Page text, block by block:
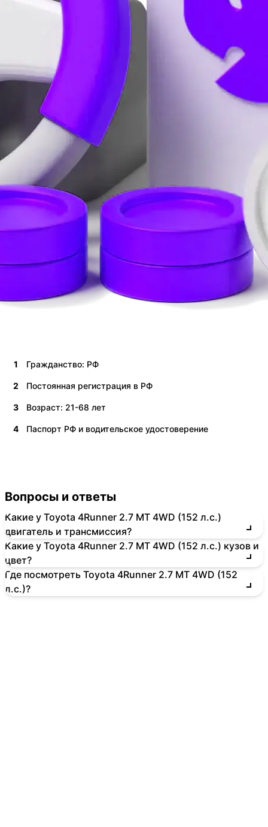
1 Гражданство: РФ
2 Постоянная регистрация в РФ
3 Возраст: 21-68 лет
4 Паспорт РФ и водительское удостоверение
Вопросы и ответы
Какие у Toyota 4Runner 2.7 MT 4WD (152 л.с.)
двигатель и трансмиссия?
Какие у Toyota 4Runner 2.7 MT 4WD (152 л.с.) кузов и
цвет?
Где посмотреть Toyota 4Runner 2.7 MT 4WD (152
л.с.)?